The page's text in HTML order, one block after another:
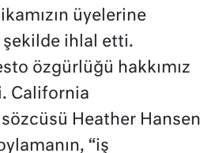
üyelerine
şekilde ihlal etti.
özgürlüğü hakkımız
California
Heather Hansen
“iş